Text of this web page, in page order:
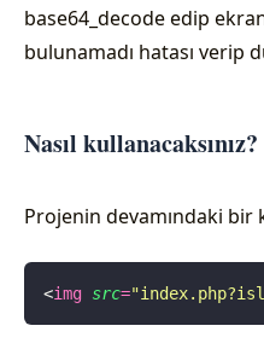
base64_decode edip
bulunamadı hatası verip
Nasıl kullanacaksınız?
Projenin devamındaki bir
<img src="